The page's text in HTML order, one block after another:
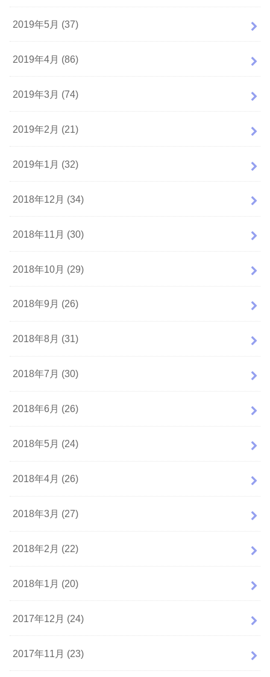
2019年5月 (37)
2019年4月 (86)
2019年3月 (74)
2019年2月 (21)
2019年1月 (32)
2018年12月 (34)
2018年11月 (30)
2018年10月 (29)
2018年9月 (26)
2018年8月 (31)
2018年7月 (30)
2018年6月 (26)
2018年5月 (24)
2018年4月 (26)
2018年3月 (27)
2018年2月 (22)
2018年1月 (20)
2017年12月 (24)
2017年11月 (23)